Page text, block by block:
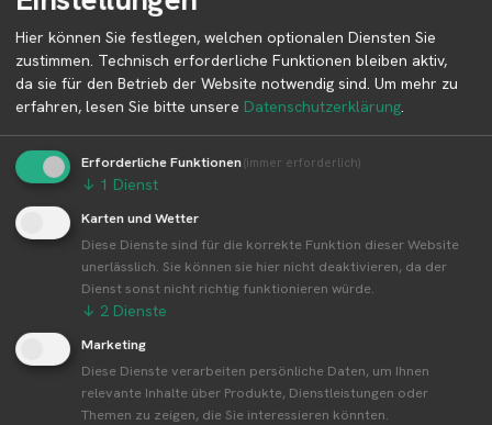
Betreiber kontaktieren
Auf der Profilseite des Betreibers findest du weitere
Informationen zum Betreiber und
Kontaktmöglichkeiten.
👤︎ Profilseite
Weitere Standorte von Blumen Bär
Blumen Bär betreibt 41 Standorte
Alle Standorte von Blumen Bär↗
Kompakte Übersicht aller Standorte inkl.
Hier können Sie festlegen, welchen optionalen Diensten Sie
zustimmen. Technisch erforderliche Funktionen bleiben aktiv,
da sie für den Betrieb der Website notwendig sind. Um mehr zu
erfahren, lesen Sie bitte unsere Datenschutzerklärung.
Erforderliche Funktionen(immer erforderlich)
↓ 1 Dienst
Karten und Wetter
Diese Dienste sind für die korrekte Funktion dieser Website
unerlässlich. Sie können sie hier nicht deaktivieren, da der
Dienst sonst nicht richtig funktionieren würde.
↓ 2 Dienste
Marketing
Diese Dienste verarbeiten persönliche Daten, um Ihnen
relevante Inhalte über Produkte, Dienstleistungen oder
Themen zu zeigen, die Sie interessieren könnten.